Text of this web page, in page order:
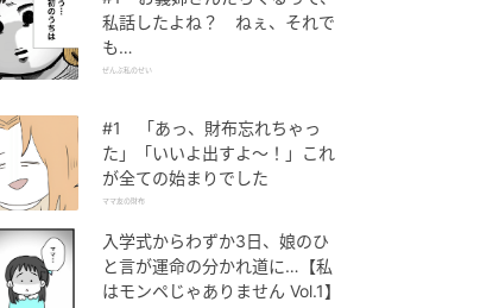
私話したよね？ ねぇ、それで
も…
ぜんぶ私のせい
#1 「あっ、財布忘れちゃっ
た」「いいよ出すよ〜！」これ
が全ての始まりでした
ママ友の財布
入学式からわずか3日、娘のひ
と言が運命の分かれ道に…【私
はモンペじゃありません Vol.1】